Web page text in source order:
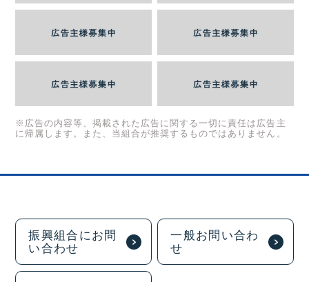
※広告の内容等、掲載された広告に関する一切に責任は広告主
に帰属します。また、当組合が推奨するものではありません。
振興組合にお問
い合わせ
一般お問い合わ
せ